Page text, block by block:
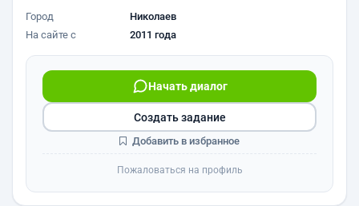
Город
Николаев
На сайте с
2011 года
Начать диалог
Создать задание
Добавить в избранное
Пожаловаться на профиль